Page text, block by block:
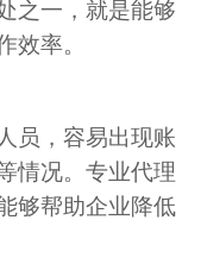
之一，就是能够
效率。
员，容易出现账
情况。专业代理
够帮助企业降低